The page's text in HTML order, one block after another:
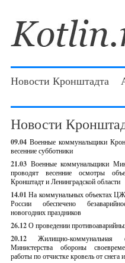
Новости Кронштадта
Новости
09.04 Военные коммунальщики
весенние субботники
21.03 Военные коммунальщики
проводят весенние осмотры
Кронштадт и Ленинградской области
14.01 На коммунальных объектах
России обеспечено
новогодних праздников
26.12О проведении
20.12
Жилищно-
Министерства обороны
работы по отчистке кровель от снега